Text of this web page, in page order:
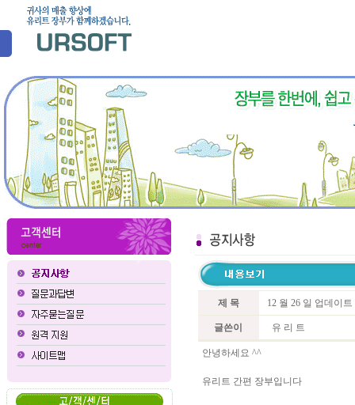
제 목 12 월 26 일 업데이
글쓴이 유 리 트
안녕하세요 ^^
유리트 간편 장부입니다